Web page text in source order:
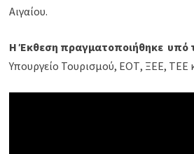
Αιγαίου.
Η Έκθεση πραγματοποιήθηκε υπό
Υπουργείο Τουρισμού, ΕΟΤ, ΞΕΕ, ΤΕΕ